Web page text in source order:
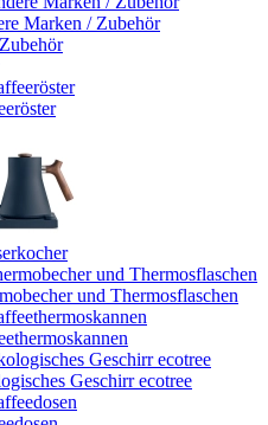
Marken / Zubehör
Zubehör
und Thermosflaschen
Geschirr ecotree